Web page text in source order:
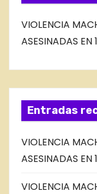
VIOLENCIA
ASESINADAS EN
Entradas
VIOLENCIA
ASESINADAS EN
VIOLENCIA